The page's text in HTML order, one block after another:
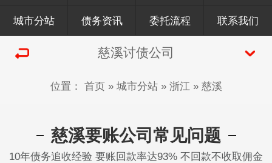
城市分站 债务资讯 委托流程 联系我们
慈溪讨债公司
位置： 首页» 城市分站» 浙江» 慈溪
慈溪要账公司常见问题
10年债务追收经验 要账回款率达93% 不回款不收取佣金